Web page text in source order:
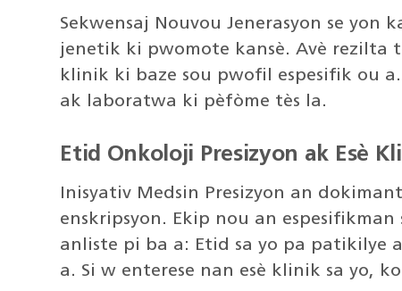
Sekwensaj Nouvou Jenerasyon se
jenetik ki pwomote kansè. Avè rezilta
klinik ki baze sou pwofil espesifik ou
ak laboratwa ki pèfòme tès la.
Etid Onkoloji Presizyon ak Esè
Inisyativ Medsin Presizyon an
enskripsyon. Ekip nou an
anliste pi ba a: Etid sa yo pa patikilye
a. Si w enterese nan esè klinik sa yo,